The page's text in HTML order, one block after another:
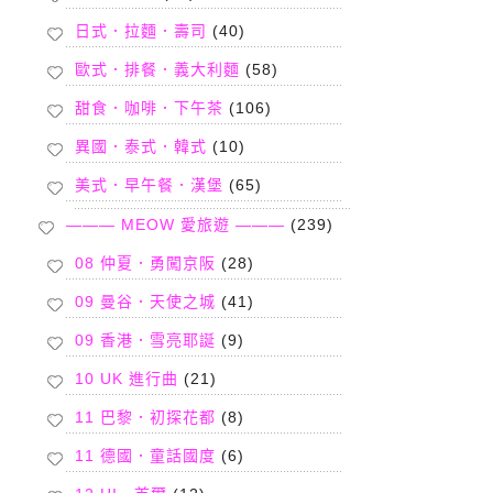
日式．拉麵．壽司 (40)
歐式．排餐．義大利麵 (58)
甜食．咖啡．下午茶 (106)
異國．泰式．韓式 (10)
美式．早午餐．漢堡 (65)
——— MEOW 愛旅遊 ——— (239)
08 仲夏．勇闖京阪 (28)
09 曼谷．天使之城 (41)
09 香港．雪亮耶誕 (9)
10 UK 進行曲 (21)
11 巴黎．初探花都 (8)
11 德國．童話國度 (6)